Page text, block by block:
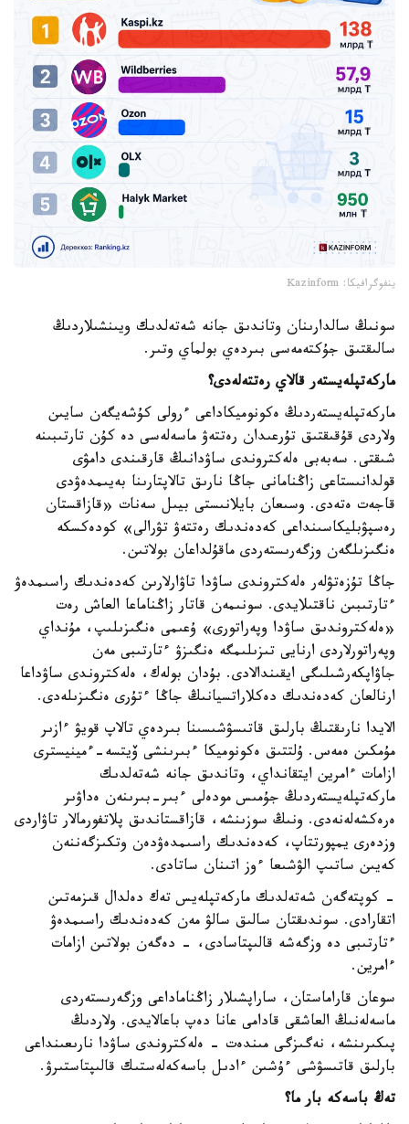
ينفوگرافيكا: Kazinform
سونىڭ سالدارىنان وتاندىق جانە شەتەلدىك ويىنشىلاردىڭ
سالىقتىق جۇكتەمەسى بىردەي بولماي وتىر.
ماركەتپلەيستەر قالاي رەتتەلەدى؟
ماركەتپلەيستەردىڭ ەكونوميكاداعى ءرولى كۇشەيگەن سايىن
ولاردى قۇقىقتىق تۇرعىدان رەتتەۋ ماسەلەسى دە كۇن تارتىبىنە
شىقتى. سەبەبى ەلەكتروندى ساۋدانىڭ قارقىندى دامۋى
قولدانىستاعى زاڭنامانى جاڭا نارىق تالاپتارىنا بەيىمدەۋدى
قاجەت ەتەدى. وسىعان بايلانىستى بيىل سەنات «قازاقستان
رەسپۋبليكاسىنداعى كەدەندىك رەتتەۋ تۋرالى» كودەكسكە
ەنگىزىلگەن وزگەرىستەردى ماقۇلداعان بولاتىن.
جاڭا تۇزەتۋلەر ەلەكتروندى ساۋدا تاۋارلارىن كەدەندىك راسىمدەۋ
ءتارتىبىن ناقتىلايدى. سونىمەن قاتار زاڭناماعا العاش رەت
«ەلەكتروندىق ساۋدا وپەراتورى» ۇعىمى ەنگىزىلىپ، مۇنداي
وپەراتورلاردى ارنايى تىزىلىمگە ەنگىزۋ ءتارتىبى مەن
جاۋاپكەرشىلىگى ايقىندالادى. بۇدان بولەك، ەلەكتروندى ساۋداعا
ارنالعان كەدەندىك دەكلاراتسيانىڭ جاڭا ءتۇرى ەنگىزىلەدى.
الايدا نارىقتىڭ بارلىق قاتىسۋشىسىنا بىردەي تالاپ قويۋ ءازىر
مۇمكىن ەمەس. ۇلتتىق ەكونوميكا ءبىرىنشى ۆيتسە-ءمينيسترى
ازامات ءامرين ايتقانداي، وتاندىق جانە شەتەلدىك
ماركەتپلەيستەردىڭ جۇمىس مودەلى ءبىر-بىرىنەن ەداۋىر
ەرەكشەلەنەدى. ونىڭ سوزىنشە، قازاقستاندىق پلاتفورمالار تاۋاردى
وزدەرى يمپورتتاپ، كەدەندىك راسىمدەۋدەن وتكىزگەننەن
كەيىن ساتىپ الۋشىعا ءوز اتىنان ساتادى.
- كوپتەگەن شەتەلدىك ماركەتپلەيس تەك دەلدال قىزمەتىن
اتقارادى. سوندىقتان سالىق سالۋ مەن كەدەندىك راسىمدەۋ
ءتارتىبى دە وزگەشە قالىپتاسادى، - دەگەن بولاتىن ازامات
ءامرين.
سوعان قاراماستان، ساراپشىلار زاڭناماداعى وزگەرىستەردى
ماسەلەنىڭ العاشقى قادامى عانا دەپ باعالايدى. ولاردىڭ
پىكىرىنشە، نەگىزگى مىندەت - ەلەكتروندى ساۋدا نارىعىنداعى
بارلىق قاتىسۋشى ءۇشىن ءادىل باسەكەلەستىك قالىپتاستىرۋ.
تەڭ باسەكە بار ما؟